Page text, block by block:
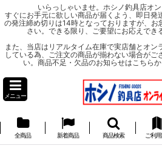
いらっしゃいませ。ホシノ釣具店オン
すぐにお手元に欲しい商品が届くよう、即日発
の発注締め切りは14時となっておりますが、
さい。できる限り、ご要望にお応えでき
また、当店はリアルタイム在庫で実店舗とオ
している為、ご注文の商品が揃わない場合がご
い。商品不足・欠品のお知らせはこちら
メニュー
全商品 新着商品 商品検索 ご利